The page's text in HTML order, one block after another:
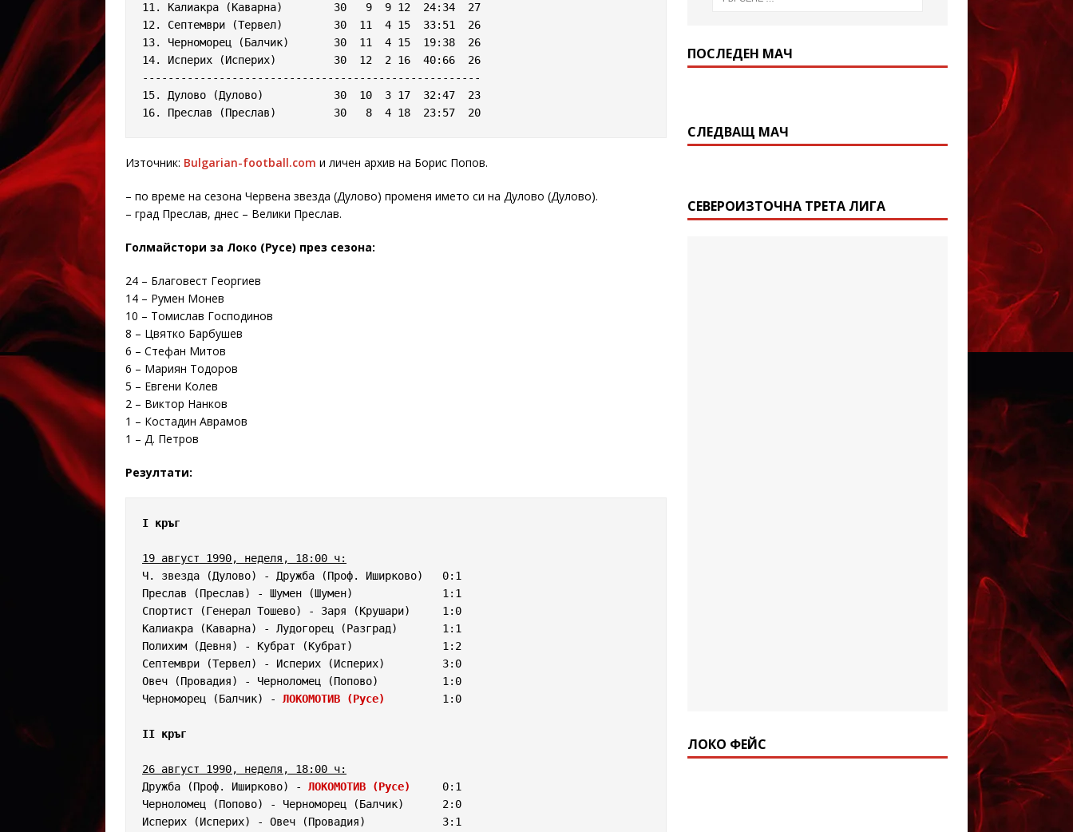
11. Калиакра (Каварна)        30   9  9 12  24:34  27
12. Септември (Тервел)        30  11  4 15  33:51  26
13. Черноморец (Балчик)       30  11  4 15  19:38  26
14. Исперих (Исперих)         30  12  2 16  40:66  26
-----------------------------------------------------
15. Дулово (Дулово)           30  10  3 17  32:47  23
Източник: Bulgarian-football.com и личен архив на Борис Попов.
– по време на сезона Червена звезда (Дулово) променя името си на Дулово (Дулово).
– град Преслав, днес – Велики Преслав.
Голмайстори за Локо (Русе) през сезона:
24 – Благовест Георгиев
14 – Румен Монев
10 – Томислав Господинов
8 – Цвятко Барбушев
6 – Стефан Митов
6 – Мариян Тодоров
5 – Евгени Колев
2 – Виктор Нанков
1 – Костадин Аврамов
1 – Д. Петров
Резултати:
I кръг
19 август 1990, неделя, 18:00 ч:
Ч. звезда (Дулово) - Дружба (Проф. Иширково)   0:1
Преслав (Преслав) - Шумен (Шумен)              1:1
Спортист (Генерал Тошево) - Заря (Крушари)     1:0
Калиакра (Каварна) - Лудогорец (Разград)       1:1
Полихим (Девня) - Кубрат (Кубрат)              1:2
Септември (Тервел) - Исперих (Исперих)         3:0
Овеч (Провадия) - Черноломец (Попово)          1:0
Черноморец (Балчик) - ЛОКОМОТИВ (Русе)
         1:0
II кръг
26 август 1990, неделя, 18:00 ч:
Дружба (Проф. Иширково) - ЛОКОМОТИВ (Русе)
     0:1
Черноломец (Попово) - Черноморец (Балчик)      2:0
Исперих (Исперих) - Овеч (Провадия)            3:1
ПОСЛЕДЕН МАЧ
СЛЕДВАЩ МАЧ
СЕВЕРОИЗТОЧНА ТРЕТА ЛИГА
ЛОКО ФЕЙС